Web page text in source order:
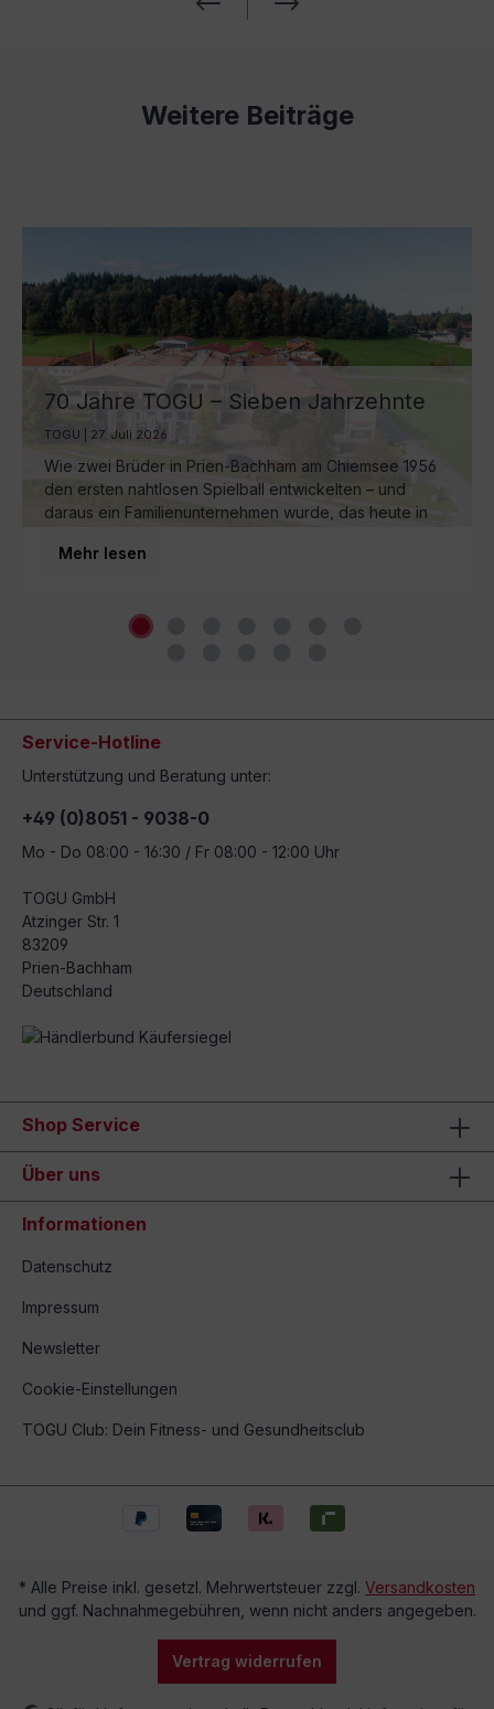
Weitere Beiträge
70 Jahre TOGU – Sieben Jahrzehnte
Ball-Manufaktur am Chiemsee
TOGU | 27. Juli 2026
Wie zwei Brüder in Prien-Bachham am Chiemsee 1956
den ersten nahtlosen Spielball entwickelten – und
daraus ein Familienunternehmen wurde, das heute in
Mehr lesen
Service-Hotline
Unterstützung und Beratung unter:
+49 (0)8051 - 9038-0
Mo - Do 08:00 - 16:30 / Fr 08:00 - 12:00 Uhr
TOGU GmbH
Atzinger Str. 1
83209
Prien-Bachham
Deutschland
Shop Service
Über uns
Informationen
Datenschutz
Impressum
Newsletter
Cookie-Einstellungen
TOGU Club: Dein Fitness- und Gesundheitsclub
* Alle Preise inkl. gesetzl. Mehrwertsteuer zzgl. Versandkosten
und ggf. Nachnahmegebühren, wenn nicht anders angegeben.
Vertrag widerrufen